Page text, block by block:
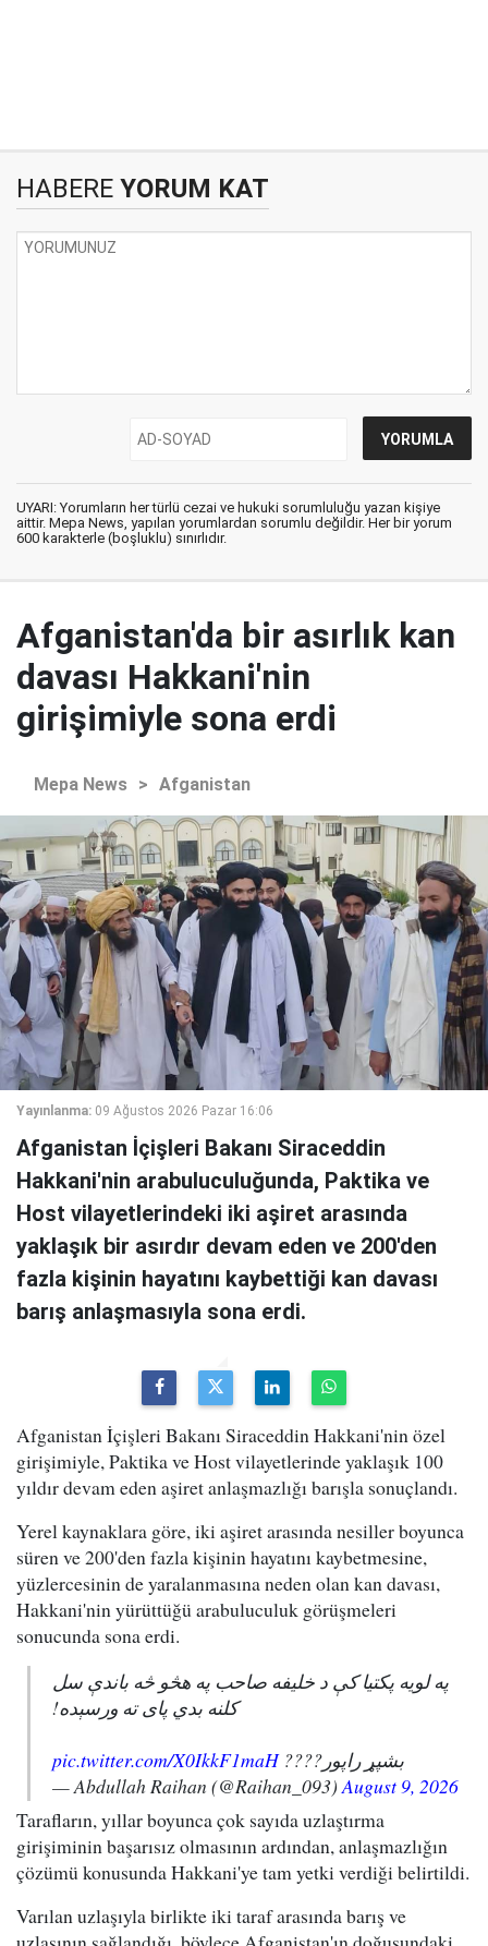
HABERE YORUM KAT
UYARI: Yorumların her türlü cezai ve hukuki sorumluluğu yazan kişiye
aittir. Mepa News, yapılan yorumlardan sorumlu değildir. Her bir yorum
600 karakterle (boşluklu) sınırlıdır.
Afganistan'da bir asırlık kan
davası Hakkani'nin
girişimiyle sona erdi
Mepa News > Afganistan
Yayınlanma: 09 Ağustos 2026 Pazar 16:06
Afganistan İçişleri Bakanı Siraceddin
Hakkani'nin arabuluculuğunda, Paktika ve
Host vilayetlerindeki iki aşiret arasında
yaklaşık bir asırdır devam eden ve 200'den
fazla kişinin hayatını kaybettiği kan davası
barış anlaşmasıyla sona erdi.
Afganistan İçişleri Bakanı Siraceddin Hakkani'nin özel
girişimiyle, Paktika ve Host vilayetlerinde yaklaşık 100
yıldır devam eden aşiret anlaşmazlığı barışla sonuçlandı.
Yerel kaynaklara göre, iki aşiret arasında nesiller boyunca
süren ve 200'den fazla kişinin hayatını kaybetmesine,
yüzlercesinin de yaralanmasına neden olan kan davası,
Hakkani'nin yürüttüğü arabuluculuk görüşmeleri
sonucunda sona erdi.
په لویه پکتیا کې د خلیفه صاحب په هڅو څه باندې سل
کلنه بدي پای ته ورسېده!
بشپړ راپور????pic.twitter.com/X0IkkF1maH
— Abdullah Raihan (@Raihan_093)August 9, 2026
Tarafların, yıllar boyunca çok sayıda uzlaştırma
girişiminin başarısız olmasının ardından, anlaşmazlığın
çözümü konusunda Hakkani'ye tam yetki verdiği belirtildi.
Varılan uzlaşıyla birlikte iki taraf arasında barış ve